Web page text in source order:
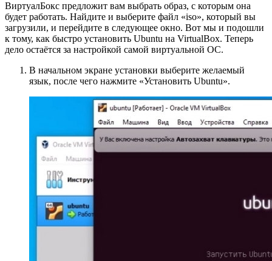
ВиртуалБокс предложит вам выбрать образ, с которым она
будет работать. Найдите и выберите файл «iso», который вы
загрузили, и перейдите в следующее окно. Вот мы и подошли
к тому, как быстро установить Ubuntu на VirtualBox. Теперь
дело остаётся за настройкой самой виртуальной ОС.
В начальном экране установки выберите желаемый
язык, после чего нажмите «Установить Ubuntu».